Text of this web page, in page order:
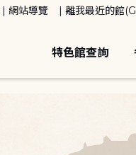
網站導覽 離我最近的館
特色館查詢